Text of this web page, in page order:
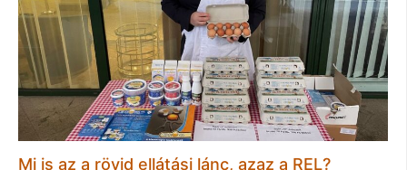
Mi is az a rövid ellátási lánc, azaz a REL?